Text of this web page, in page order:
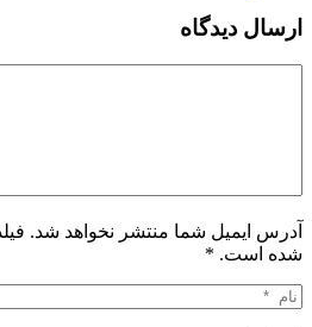
ارسال دیدگاه
آدرس ایمیل شما منتشر نخواهد شد.
شده است. *